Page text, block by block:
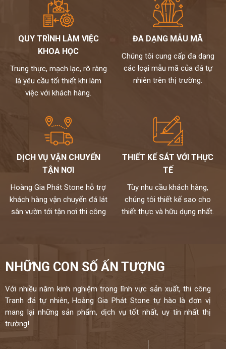
QUY TRÌNH LÀM VIỆC
KHOA HỌC
Trung thực, mạch lạc, rõ ràng
là yêu cầu tối thiết khi làm
việc với khách hàng.
ĐA DẠNG MẪU MÃ
Chúng tôi cung cấp đa dạng
các loại mẫu mã của đá tự
nhiên trên thị trường.
DỊCH VỤ VẬN CHUYỂN
TẬN NƠI
Hoàng Gia Phát Stone hỗ trợ
khách hàng vận chuyển đá lát
sân vườn tới tận nơi thi công
THIẾT KẾ SÁT VỚI THỰC
TẾ
Tùy nhu cầu khách hàng,
chúng tôi thiết kế sao cho
thiết thực và hữu dụng nhất.
NHỮNG CON SỐ ẤN TƯỢNG
Với nhiều năm kinh nghiệm trong lĩnh vực sản xuất, thi công
Tranh đá tự nhiên, Hoàng Gia Phát Stone tự hào là đơn vị
mang lại những sản phẩm, dịch vụ tốt nhất, uy tín nhất thị
trường!